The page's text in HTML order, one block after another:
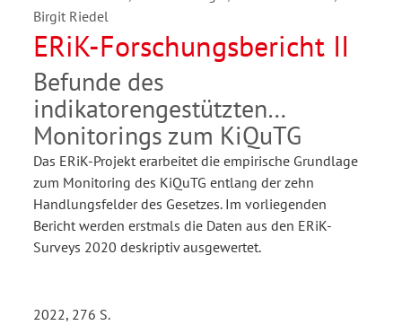
Birgit Riedel
ERiK-Forschungsbericht II
Befunde des
indikatorengestützten
Monitorings zum KiQuTG
Das ERiK-Projekt erarbeitet die empirische Grundlage
zum Monitoring des KiQuTG entlang der zehn
Handlungsfelder des Gesetzes. Im vorliegenden
Bericht werden erstmals die Daten aus den ERiK-
Surveys 2020 deskriptiv ausgewertet.
2022, 276 S.